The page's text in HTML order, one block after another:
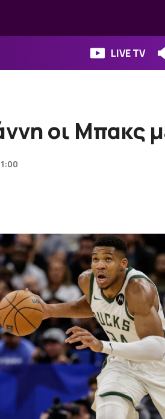
LIVE TV
οι Μπακς